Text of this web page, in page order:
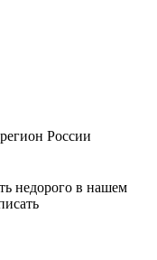
России
недорого в нашем